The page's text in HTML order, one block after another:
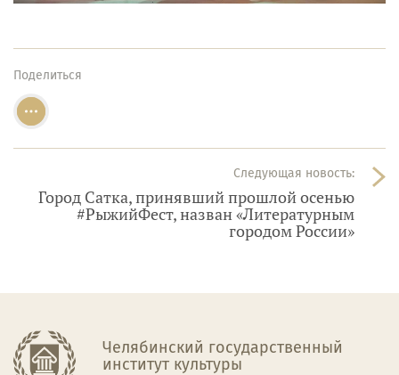
Поделиться
Следующая новость:
Город Сатка, принявший прошлой осенью
#РыжийФест, назван «Литературным
городом России»
Челябинский государственный
институт культуры